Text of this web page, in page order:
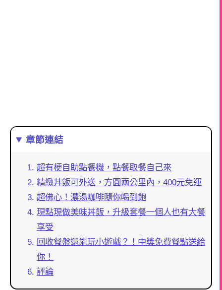
章節連結
超有梗自助點餐機，點餐取餐自己來
精緻丼飯可外送，方圓兩公里內，400元免運
超佛心！濃湯咖啡隨你喝到飽
現點現做美味丼飯，升級套餐一個人也有大餐
享受
回收餐盤還能玩小遊戲？！中獎免費餐點送給
你！
評論